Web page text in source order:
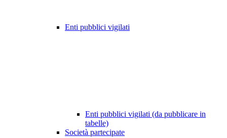
Enti pubblici vigilati
Enti pubblici vigilati (da pubblicare in
tabelle)
Società partecipate